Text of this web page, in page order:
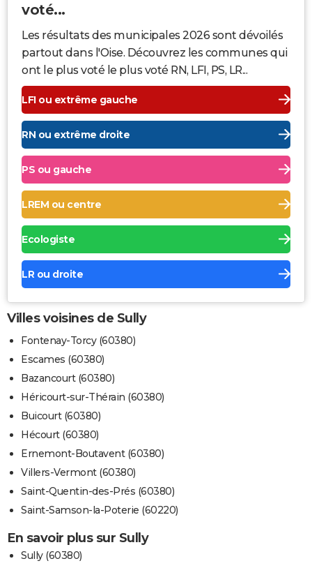
voté...
Les résultats des municipales 2026 sont dévoilés
partout dans l'Oise. Découvrez les communes qui
ont le plus voté le plus voté RN, LFI, PS, LR...
LFI ou extrême gauche
RN ou extrême droite
PS ou gauche
LREM ou centre
Ecologiste
LR ou droite
Villes voisines de Sully
Fontenay-Torcy (60380)
Escames (60380)
Bazancourt (60380)
Héricourt-sur-Thérain (60380)
Buicourt (60380)
Hécourt (60380)
Ernemont-Boutavent (60380)
Villers-Vermont (60380)
Saint-Quentin-des-Prés (60380)
Saint-Samson-la-Poterie (60220)
En savoir plus sur Sully
Sully (60380)